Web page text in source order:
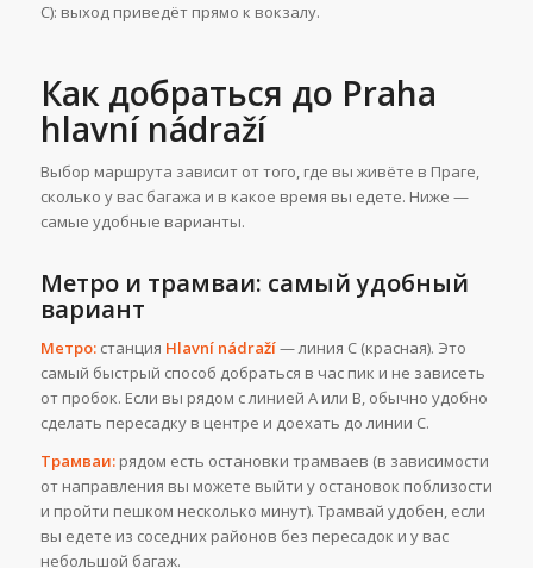
C): выход приведёт прямо к вокзалу.
Как добраться до Praha
hlavní nádraží
Выбор маршрута зависит от того, где вы живёте в Праге,
сколько у вас багажа и в какое время вы едете. Ниже —
самые удобные варианты.
Метро и трамваи: самый удобный
вариант
Метро:станция Hlavní nádraží— линия C (красная). Это
самый быстрый способ добраться в час пик и не зависеть
от пробок. Если вы рядом с линией A или B, обычно удобно
сделать пересадку в центре и доехать до линии C.
Трамваи:рядом есть остановки трамваев (в зависимости
от направления вы можете выйти у остановок поблизости
и пройти пешком несколько минут). Трамвай удобен, если
вы едете из соседних районов без пересадок и у вас
небольшой багаж.